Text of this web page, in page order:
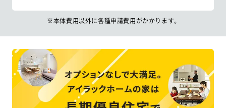
※本体費用以外に各種申請費用がかかります。